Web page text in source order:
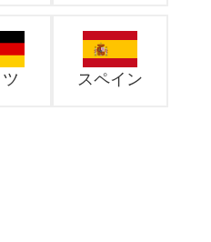
ツ スペイン